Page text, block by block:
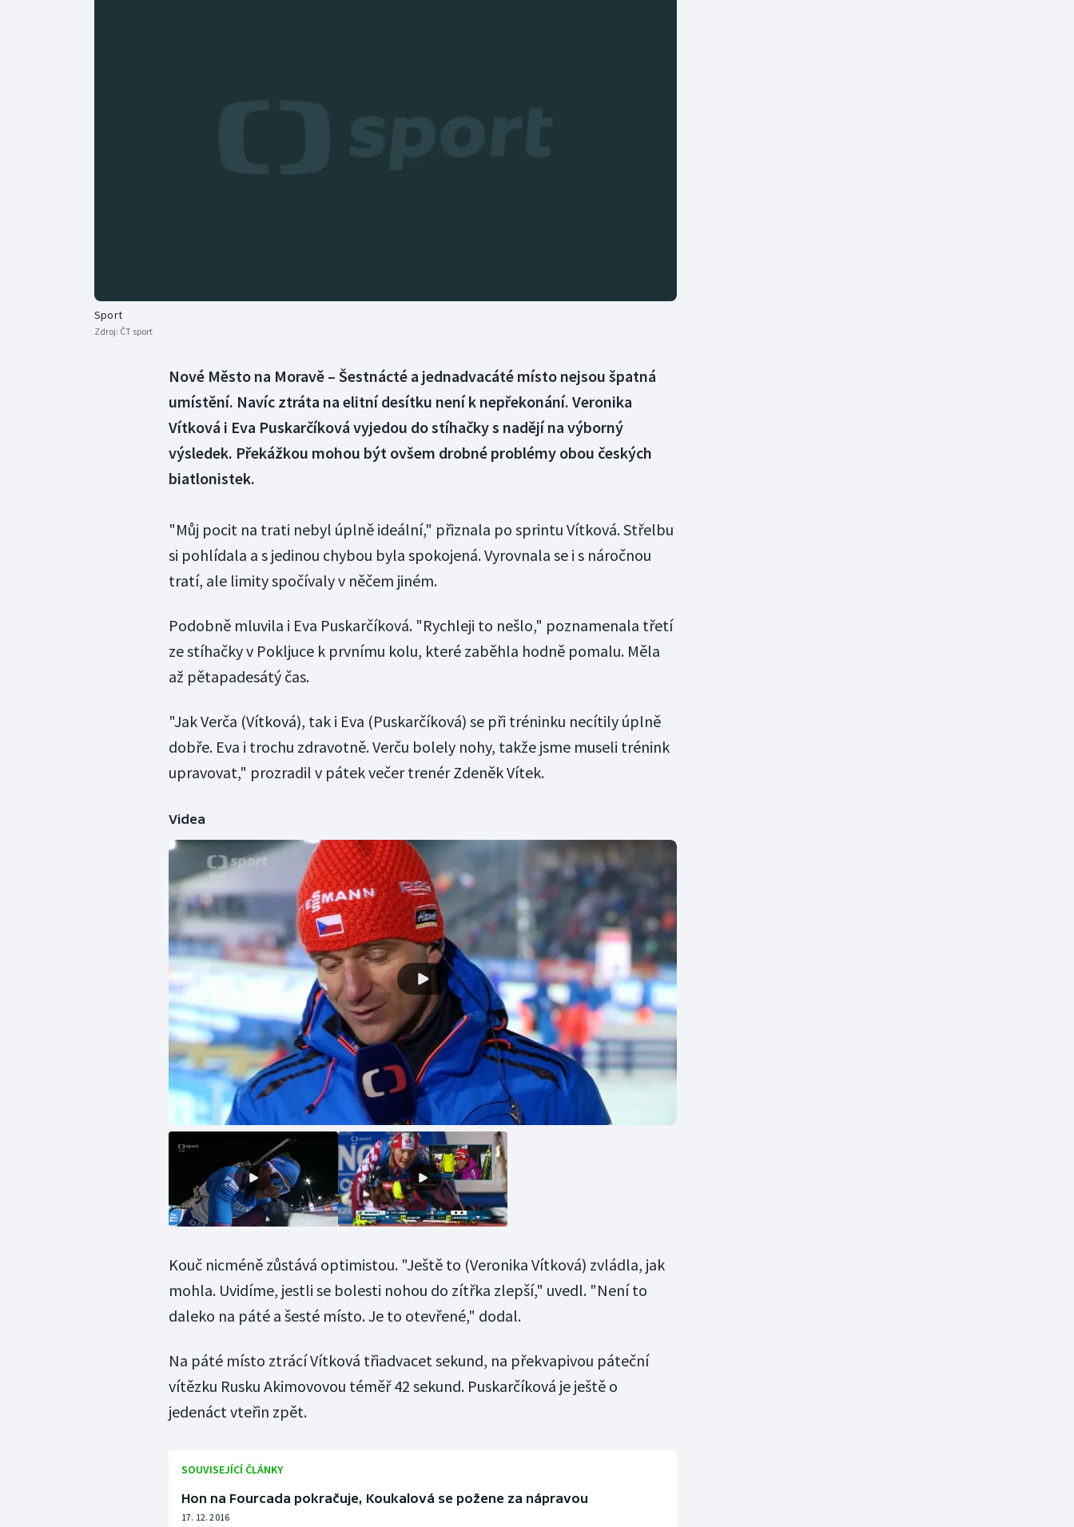
Parasport
Sport
Zdroj: ČT sport
Nové Město na Moravě – Šestnácté a jednadvacáté místo nejsou špatná
umístění. Navíc ztráta na elitní desítku není k nepřekonání. Veronika
Vítková i Eva Puskarčíková vyjedou do stíhačky s nadějí na výborný
výsledek. Překážkou mohou být ovšem drobné problémy obou českých
biatlonistek.
"Můj pocit na trati nebyl úplně ideální," přiznala po sprintu Vítková. Střelbu
si pohlídala a s jedinou chybou byla spokojená. Vyrovnala se i s náročnou
tratí, ale limity spočívaly v něčem jiném.
Podobně mluvila i Eva Puskarčíková. "Rychleji to nešlo," poznamenala třetí
ze stíhačky v Pokljuce k prvnímu kolu, které zaběhla hodně pomalu. Měla
až pětapadesátý čas.
"Jak Verča (Vítková), tak i Eva (Puskarčíková) se při tréninku necítily úplně
dobře. Eva i trochu zdravotně. Verču bolely nohy, takže jsme museli trénink
upravovat," prozradil v pátek večer trenér Zdeněk Vítek.
Videa
Kouč nicméně zůstává optimistou. "Ještě to (Veronika Vítková) zvládla, jak
mohla. Uvidíme, jestli se bolesti nohou do zítřka zlepší," uvedl. "Není to
daleko na páté a šesté místo. Je to otevřené," dodal.
Na páté místo ztrácí Vítková třiadvacet sekund, na překvapivou páteční
vítězku Rusku Akimovovou téměř 42 sekund. Puskarčíková je ještě o
jedenáct vteřin zpět.
SOUVISEJÍCÍ ČLÁNKY
Hon na Fourcada pokračuje, Koukalová se požene za nápravou
17. 12. 2016